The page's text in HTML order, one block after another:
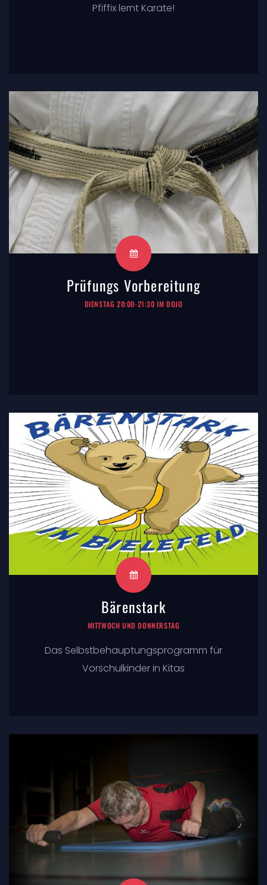
Pfiffix lernt Karate!
Prüfungs Vorbereitung
DIENSTAG 20:00-21:30 IM DOJO
Bärenstark
MITTWOCH UND DONNERSTAG
Das Selbstbehauptungsprogramm für
Vorschulkinder in Kitas